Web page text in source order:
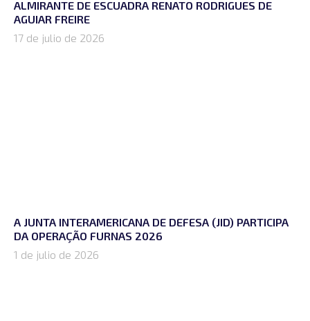
ALMIRANTE DE ESCUADRA RENATO RODRIGUES DE
AGUIAR FREIRE
17 de julio de 2026
A JUNTA INTERAMERICANA DE DEFESA (JID) PARTICIPA
DA OPERAÇÃO FURNAS 2026
1 de julio de 2026